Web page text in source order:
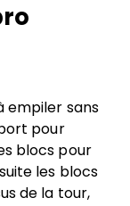
empiler sans
pour
blocs pour
les blocs
de la tour,